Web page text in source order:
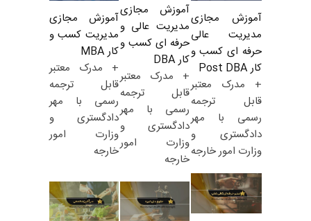
آموزش مجازی
مدیریت عالی
حرفه ای کسب و
کار Post DBA
+ مدرک معتبر
قابل ترجمه
رسمی با مهر
دادگستری و
وزارت امور خارجه
آموزش مجازی
مدیریت عالی و
حرفه ای کسب و
کار DBA
+ مدرک معتبر
قابل ترجمه
رسمی با مهر
دادگستری و
وزارت امور
خارجه
آموزش مجازی
مدیریت کسب و
کار MBA
+ مدرک معتبر
قابل ترجمه
رسمی با مهر
دادگستری و
وزارت امور
خارجه